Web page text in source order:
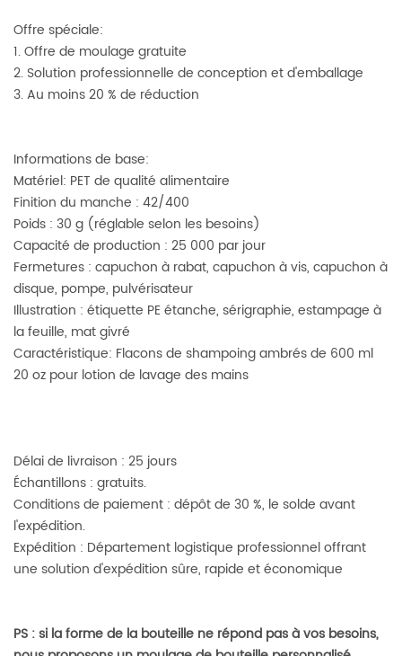
Offre spéciale:
1. Offre de moulage gratuite
2. Solution professionnelle de conception et d'emballage
3. Au moins 20 % de réduction
Informations de base:
Matériel: PET de qualité alimentaire
Finition du manche : 42/400
Poids : 30 g (réglable selon les besoins)
Capacité de production : 25 000 par jour
Fermetures : capuchon à rabat, capuchon à vis, capuchon à
disque, pompe, pulvérisateur
Illustration : étiquette PE étanche, sérigraphie, estampage à
la feuille, mat givré
Caractéristique: Flacons de shampoing ambrés de 600 ml
20 oz pour lotion de lavage des mains
Délai de livraison : 25 jours
Échantillons : gratuits.
Conditions de paiement : dépôt de 30 %, le solde avant
l'expédition.
Expédition : Département logistique professionnel offrant
une solution d'expédition sûre, rapide et économique
PS : si la forme de la bouteille ne répond pas à vos besoins,